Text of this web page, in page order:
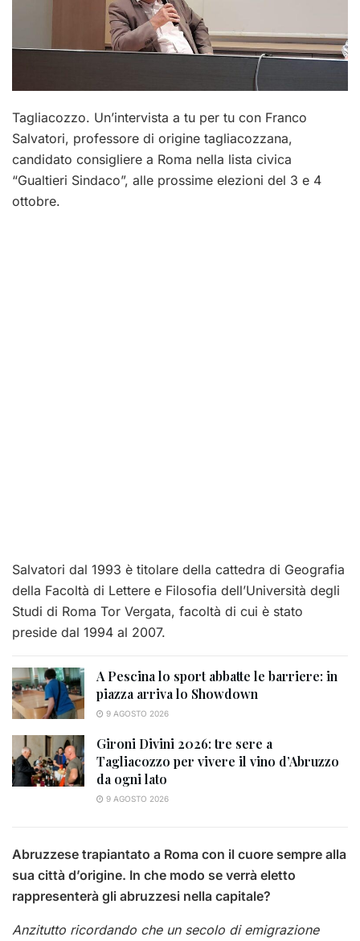
Tagliacozzo. Un’intervista a tu per tu con Franco
Salvatori, professore di origine tagliacozzana,
candidato consigliere a Roma nella lista civica
“Gualtieri Sindaco”, alle prossime elezioni del 3 e 4
ottobre.
Salvatori dal 1993 è titolare della cattedra di Geografia
della Facoltà di Lettere e Filosofia dell’Università degli
Studi di Roma Tor Vergata, facoltà di cui è stato
preside dal 1994 al 2007.
A Pescina lo sport abbatte le barriere: in
piazza arriva lo Showdown
9 AGOSTO 2026
Gironi Divini 2026: tre sere a
Tagliacozzo per vivere il vino d’Abruzzo
da ogni lato
9 AGOSTO 2026
Abruzzese trapiantato a Roma con il cuore sempre alla
sua città d’origine. In che modo se verrà eletto
rappresenterà gli abruzzesi nella capitale?
Anzitutto ricordando che un secolo di emigrazione